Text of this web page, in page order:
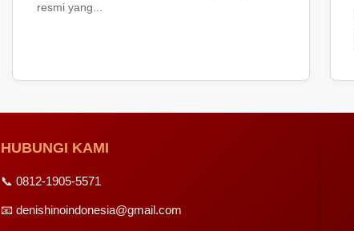
resmi yang...
HUBUNGI KAMI
📞 0812-1905-5571
📧 denishinoindonesia@gmail.com